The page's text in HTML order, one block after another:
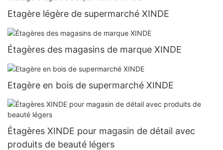
Etagère légère de supermarché XINDE
Étagères des magasins de marque XINDE
Etagère en bois de supermarché XINDE
Étagères XINDE pour magasin de détail avec
produits de beauté légers